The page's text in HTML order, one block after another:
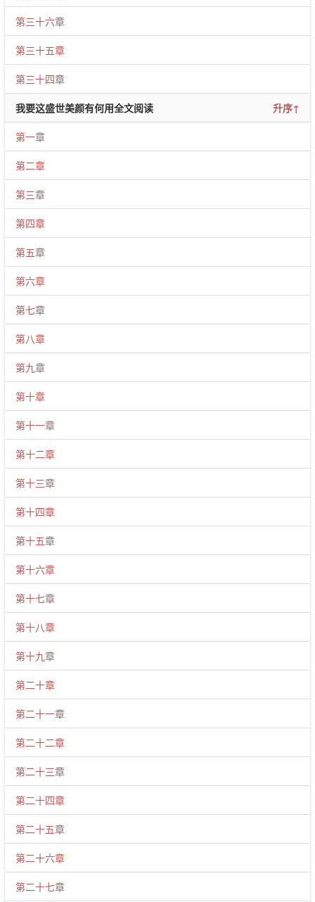
第三十六章
第三十五章
第三十四章
我要这盛世美颜有何用全文阅读 升序↑
第一章
第二章
第三章
第四章
第五章
第六章
第七章
第八章
第九章
第十章
第十一章
第十二章
第十三章
第十四章
第十五章
第十六章
第十七章
第十八章
第十九章
第二十章
第二十一章
第二十二章
第二十三章
第二十四章
第二十五章
第二十六章
第二十七章